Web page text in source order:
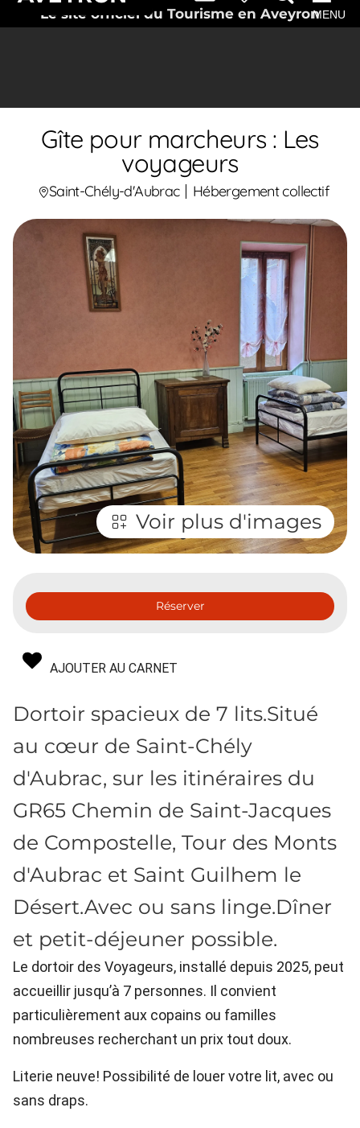
Le site officiel du Tourisme en AveyronMENU
Gîte pour marcheurs : Les
voyageurs
Saint-Chély-d'Aubrac Hébergement collectif
Voir plus d'images
Réserver
AJOUTER AU CARNET
Dortoir spacieux de 7 lits.Situé
au cœur de Saint-Chély
d'Aubrac, sur les itinéraires du
GR65 Chemin de Saint-Jacques
de Compostelle, Tour des Monts
d'Aubrac et Saint Guilhem le
Désert.Avec ou sans linge.Dîner
et petit-déjeuner possible.
Le dortoir des Voyageurs, installé depuis 2025, peut
accueillir jusqu’à 7 personnes. Il convient
particulièrement aux copains ou familles
nombreuses recherchant un prix tout doux.
Literie neuve! Possibilité de louer votre lit, avec ou
sans draps.